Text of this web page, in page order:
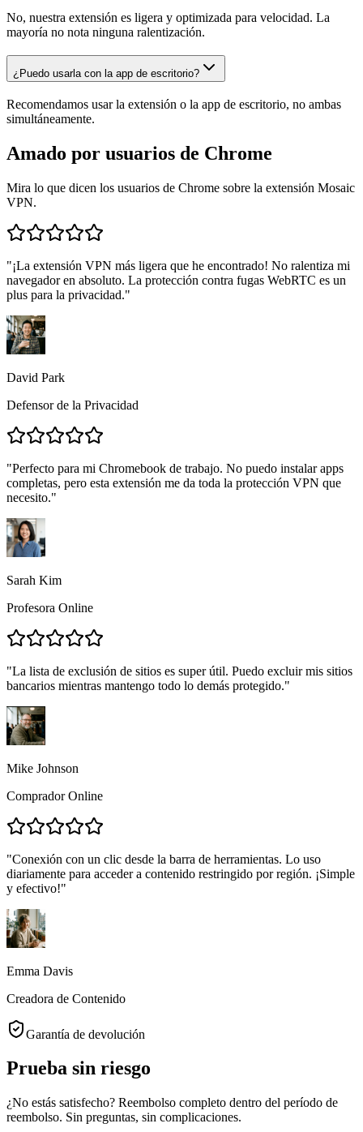
No, nuestra extensión es ligera y optimizada para velocidad. La
mayoría no nota ninguna ralentización.
¿Puedo usarla con la app de escritorio?
Recomendamos usar la extensión o la app de escritorio, no ambas
simultáneamente.
Amado por usuarios de Chrome
Mira lo que dicen los usuarios de Chrome sobre la extensión Mosaic
VPN.
"¡La extensión VPN más ligera que he encontrado! No ralentiza mi
navegador en absoluto. La protección contra fugas WebRTC es un
plus para la privacidad."
David Park
Defensor de la Privacidad
"Perfecto para mi Chromebook de trabajo. No puedo instalar apps
completas, pero esta extensión me da toda la protección VPN que
necesito."
Sarah Kim
Profesora Online
"La lista de exclusión de sitios es super útil. Puedo excluir mis sitios
bancarios mientras mantengo todo lo demás protegido."
Mike Johnson
Comprador Online
"Conexión con un clic desde la barra de herramientas. Lo uso
diariamente para acceder a contenido restringido por región. ¡Simple
y efectivo!"
Emma Davis
Creadora de Contenido
Garantía de devolución
Prueba sin riesgo
¿No estás satisfecho? Reembolso completo dentro del período de
reembolso. Sin preguntas, sin complicaciones.